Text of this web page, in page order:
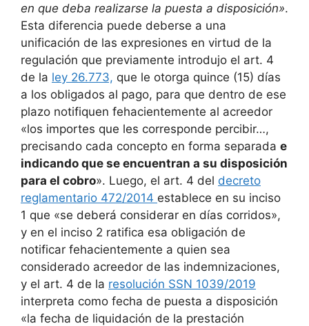
en que deba realizarse la puesta a disposición».
Esta diferencia puede deberse a una
unificación de las expresiones en virtud de la
regulación que previamente introdujo el art. 4
de la ley 26.773, que le otorga quince (15) días
a los obligados al pago, para que dentro de ese
plazo notifiquen fehacientemente al acreedor
«los importes que les corresponde percibir…,
precisando cada concepto en forma separada e
indicando que se encuentran a su disposición
para el cobro». Luego, el art. 4 del decreto
reglamentario 472/2014 establece en su inciso
1 que «se deberá considerar en días corridos»,
y en el inciso 2 ratifica esa obligación de
notificar fehacientemente a quien sea
considerado acreedor de las indemnizaciones,
y el art. 4 de la resolución SSN 1039/2019
interpreta como fecha de puesta a disposición
«la fecha de liquidación de la prestación